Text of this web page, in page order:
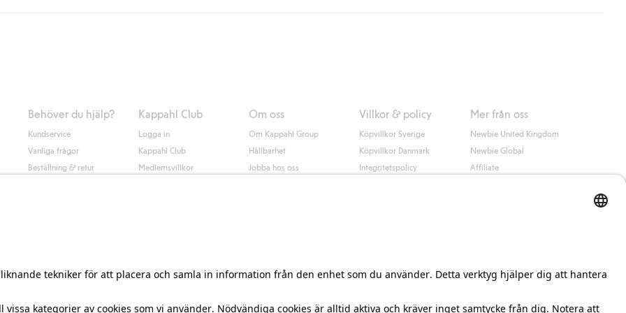
Behöver du hjälp?
Kundservice
Vanliga frågor
Beställning & retur
Kappahl Club
Logga in
Kappahl Club
Medlemsvillkor
Om oss
Om Kappahl Group
Hållbarhet
Jobba hos oss
Villkor & policy
Köpvillkor Sverige
Köpvillkor Danmark
Integritetspolicy
Mer från oss
Newbie United Kingdom
Newbie Global
Affiliate